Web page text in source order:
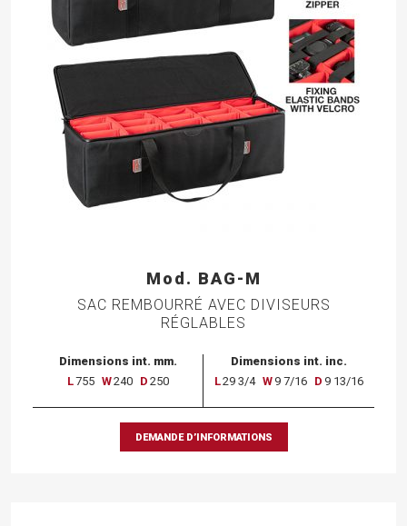
Mod. BAG-M
SAC REMBOURRÉ AVEC DIVISEURS
RÉGLABLES
Dimensions int. mm.
L755 W240 D 250
Dimensions int. inc.
L29 3/4 W 9 7/16 D 9 13/16
DEMANDE D’INFORMATIONS